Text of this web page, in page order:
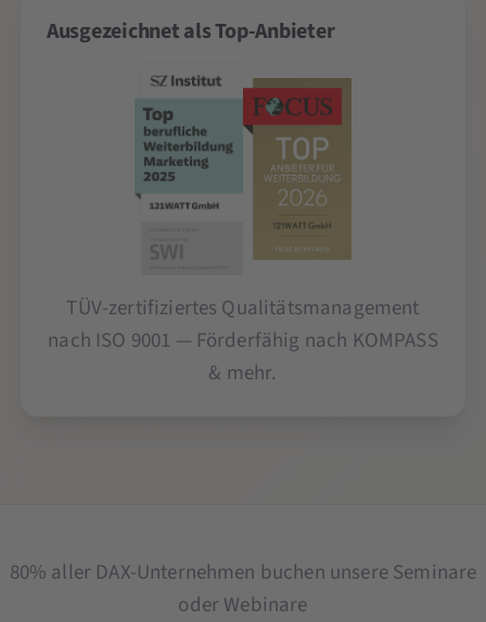
Ausgezeichnet als Top-Anbieter
TÜV-zertifiziertes Qualitätsmanagement
nach ISO 9001 — Förderfähig nach KOMPASS
& mehr.
80% aller DAX-Unternehmen buchen unsere Seminare
oder Webinare